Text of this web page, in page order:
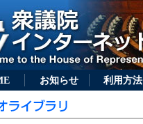
お知らせ 利用方法